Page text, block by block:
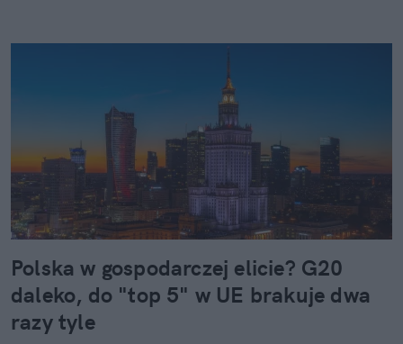
Polska w gospodarczej elicie? G20
daleko, do "top 5" w UE brakuje dwa
razy tyle